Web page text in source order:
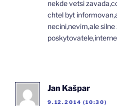
nekde vetsi
chtel byt
necini,nevim,ale
Jan Kašpar
9.12.2014 (10:30)